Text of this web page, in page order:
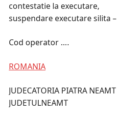
contestatie la executare,
suspendare executare silita –
Cod operator ….
ROMANIA
JUDECATORIA PIATRA NEAMT
JUDETULNEAMT